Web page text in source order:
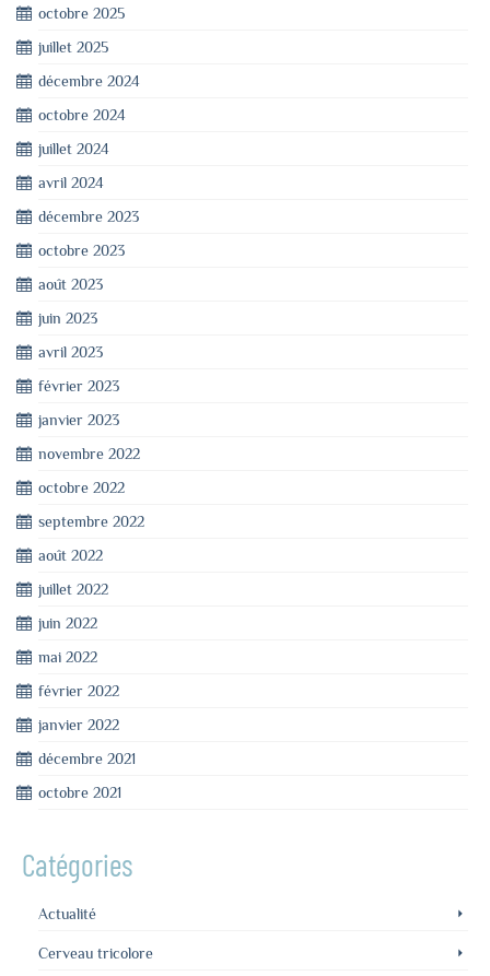
octobre 2025
juillet 2025
décembre 2024
octobre 2024
juillet 2024
avril 2024
décembre 2023
octobre 2023
août 2023
juin 2023
avril 2023
février 2023
janvier 2023
novembre 2022
octobre 2022
septembre 2022
août 2022
juillet 2022
juin 2022
mai 2022
février 2022
janvier 2022
décembre 2021
octobre 2021
Catégories
Actualité
Cerveau tricolore